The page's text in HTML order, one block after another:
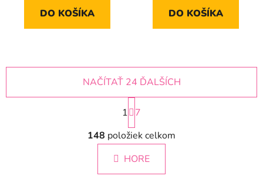
DO KOŠÍKA DO KOŠÍKA
O
v
l
á
d
NAČÍTAŤ 24 ĎALŠÍCH
S
t
r
á
n
k
1
7
148 položiek celkom
HORE